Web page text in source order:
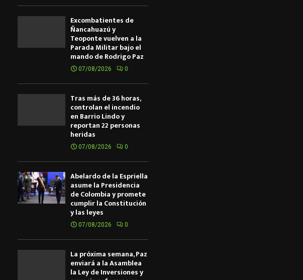
Excombatientes de
Ñancahuazú y
Teoponte vuelven a la
Parada Militar bajo el
mando de Rodrigo Paz
07/08/2026 0
Tras más de 36 horas,
controlan el incendio
en Barrio Lindo y
reportan 22 personas
heridas
07/08/2026 0
Abelardo de la Espriella
asume la Presidencia
de Colombia y promete
cumplir la Constitución
y las leyes
07/08/2026 0
La próxima semana, Paz
enviará a la Asamblea
la Ley de Inversiones y